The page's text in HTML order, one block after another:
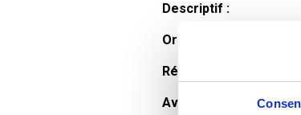
Descriptif :
Organisation et
Rémunération :
Avantages :